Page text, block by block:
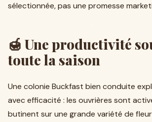
sélectionnée, pas une promesse
🍯 Une productivité
toute la saison
Une colonie Buckfast bien conduite
avec efficacité : les ouvrières sont
butinent sur une grande variété de